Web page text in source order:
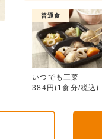
普通食
いつでも三菜
384円(1食分/税込)